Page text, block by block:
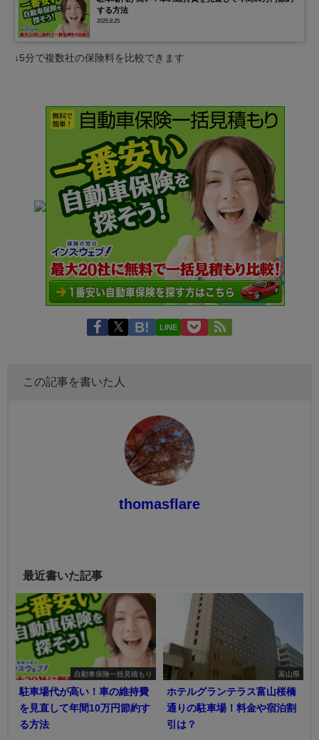
する方法
2025.8.25
↓5分で複数社の保険料を比較できます
LINE
この記事を書いた人
thomasflare
最近書いた記事
自動車保険一括見積もり
駐車場代が高い！車の維持費
を見直して年間10万円節約す
る方法
富山県
ホテルグランテラス富山桜橋
通りの駐車場！料金や宿泊割
引は？